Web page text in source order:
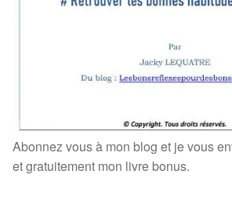
Abonnez vous à mon blog et je vous
et gratuitement mon livre bonus.